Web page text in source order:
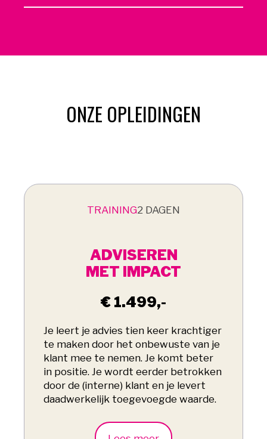
ONZE OPLEIDINGEN
TRAINING2 DAGEN
ADVISEREN
MET IMPACT
€ 1.499,-
Je leert je advies tien keer krachtiger
te maken door het onbewuste van je
klant mee te nemen. Je komt beter
in positie. Je wordt eerder betrokken
door de (interne) klant en je levert
daadwerkelijk toegevoegde waarde.